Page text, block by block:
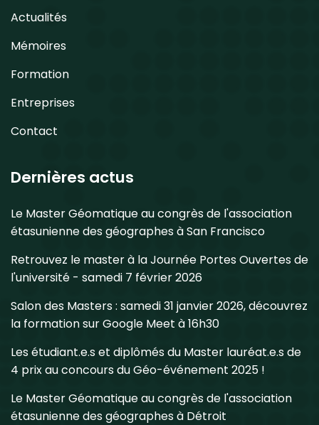
Actualités
Mémoires
Formation
Entreprises
Contact
Dernières actus
Le Master Géomatique au congrès de l'association
étasunienne des géographes à San Francisco
Retrouvez le master à la Journée Portes Ouvertes de
l'université - samedi 7 février 2026
Salon des Masters : samedi 31 janvier 2026, découvrez
la formation sur Google Meet à 16h30
Les étudiant.e.s et diplômés du Master lauréat.e.s de
4 prix au concours du Géo-événement 2025 !
Le Master Géomatique au congrès de l'association
étasunienne des géographes à Détroit